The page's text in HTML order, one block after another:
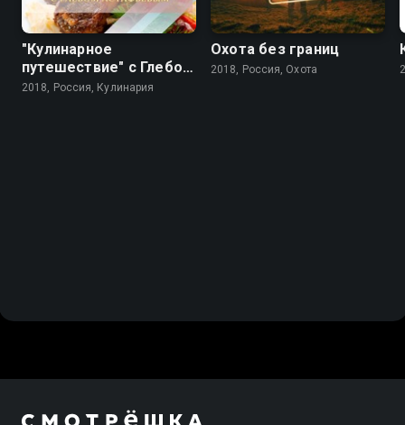
"Кулинарное
путешествие" с Глебом
Астафьевым
2018, Россия, Кулинария
Охота без границ
2018, Россия, Охота